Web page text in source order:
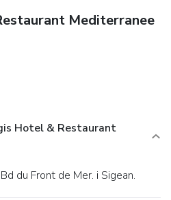
Mediterranee
Hotel & Restaurant
du Front de Mer. i Sigean.